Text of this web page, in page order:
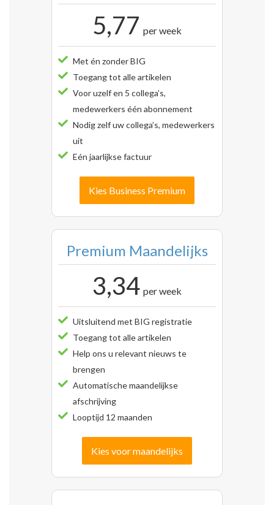
5,77 per week
Met én zonder BIG
Toegang tot alle artikelen
Voor uzelf en 5 collega’s,
medewerkers één abonnement
Nodig zelf uw collega’s, medewerkers
uit
Eén jaarlijkse factuur
Kies Business Premium
Premium Maandelijks
3,34 per week
Uitsluitend met BIG registratie
Toegang tot alle artikelen
Help ons u relevant nieuws te
brengen
Automatische maandelijkse
afschrijving
Looptijd 12 maanden
Kies voor maandelijks